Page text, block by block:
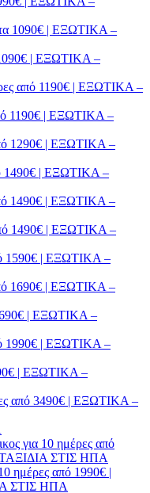
1090€ | ΕΞΩΤΙΚΑ –
| ΕΞΩΤΙΚΑ –
από 1190€ | ΕΞΩΤΙΚΑ –
1190€ | ΕΞΩΤΙΚΑ –
1290€ | ΕΞΩΤΙΚΑ –
1490€ | ΕΞΩΤΙΚΑ –
1490€ | ΕΞΩΤΙΚΑ –
1490€ | ΕΞΩΤΙΚΑ –
1590€ | ΕΞΩΤΙΚΑ –
1690€ | ΕΞΩΤΙΚΑ –
| ΕΞΩΤΙΚΑ –
1990€ | ΕΞΩΤΙΚΑ –
| ΕΞΩΤΙΚΑ –
από 3490€ | ΕΞΩΤΙΚΑ –
για 10 ημέρες από
ΣΤΙΣ ΗΠΑ
ημέρες από 1990€ |
ΣΤΙΣ ΗΠΑ